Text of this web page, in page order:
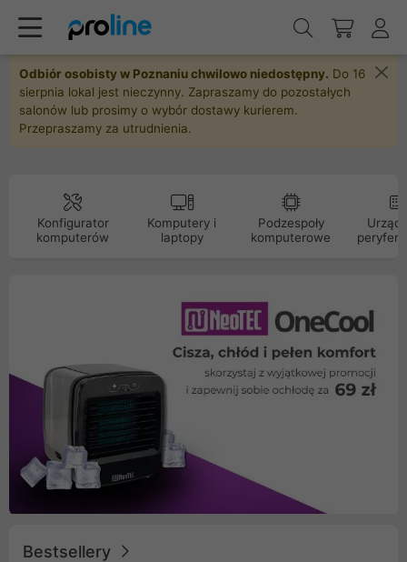
Odbiór osobisty w Poznaniu chwilowo niedostępny. Do 16
sierpnia lokal jest nieczynny. Zapraszamy do pozostałych
salonów lub prosimy o wybór dostawy kurierem.
Przepraszamy za utrudnienia.
Konfigurator
komputerów
Komputery i
laptopy
Podzespoły
komputerowe
Bestsellery